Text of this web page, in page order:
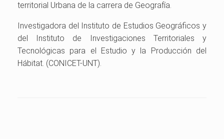
territorial Urbana de la carrera de Geografía.
Investigadora del Instituto de Estudios Geográficos y
del Instituto de Investigaciones Territoriales y
Tecnológicas para el Estudio y la Producción del
Hábitat. (CONICET-UNT).